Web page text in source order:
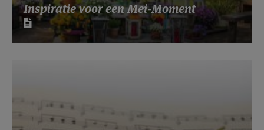
Inspiratie voor een Mei-Moment